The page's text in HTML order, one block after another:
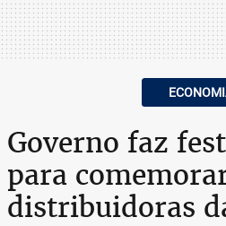
Governo faz
para
distribuidoras